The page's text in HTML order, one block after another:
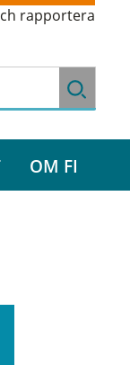
rapportera
OM FI